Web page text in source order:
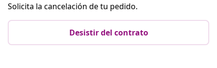
Solicita la cancelación de tu pedido.
Desistir del contrato